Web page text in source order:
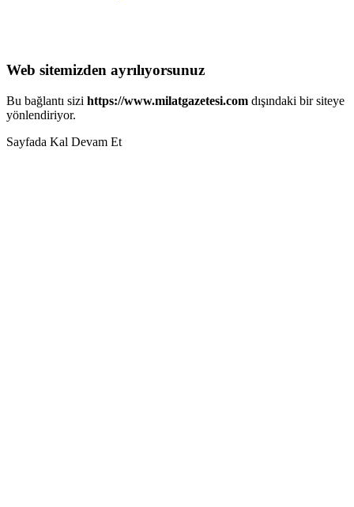
Web sitemizden ayrılıyorsunuz
Bu bağlantı sizi https://www.milatgazetesi.com dışındaki bir siteye
yönlendiriyor.
Sayfada Kal Devam Et